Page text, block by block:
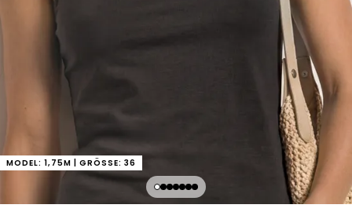
MODEL: 1,75M | GRÖSSE: 36